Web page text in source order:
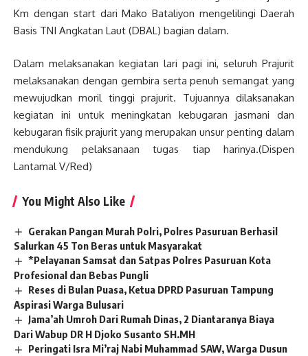
Km dengan start dari Mako Bataliyon mengelilingi Daerah
Basis TNI Angkatan Laut (DBAL) bagian dalam.
Dalam melaksanakan kegiatan lari pagi ini, seluruh Prajurit
melaksanakan dengan gembira serta penuh semangat yang
mewujudkan moril tinggi prajurit. Tujuannya dilaksanakan
kegiatan ini untuk meningkatan kebugaran jasmani dan
kebugaran fisik prajurit yang merupakan unsur penting dalam
mendukung pelaksanaan tugas tiap harinya.(Dispen
Lantamal V/Red)
You Might Also Like
Gerakan Pangan Murah Polri, Polres Pasuruan Berhasil
Salurkan 45 Ton Beras untuk Masyarakat
*Pelayanan Samsat dan Satpas Polres Pasuruan Kota
Profesional dan Bebas Pungli
Reses di Bulan Puasa, Ketua DPRD Pasuruan Tampung
Aspirasi Warga Bulusari
Jama’ah Umroh Dari Rumah Dinas, 2 Diantaranya Biaya
Dari Wabup DR H Djoko Susanto SH.MH
Peringati Isra Mi’raj Nabi Muhammad SAW, Warga Dusun